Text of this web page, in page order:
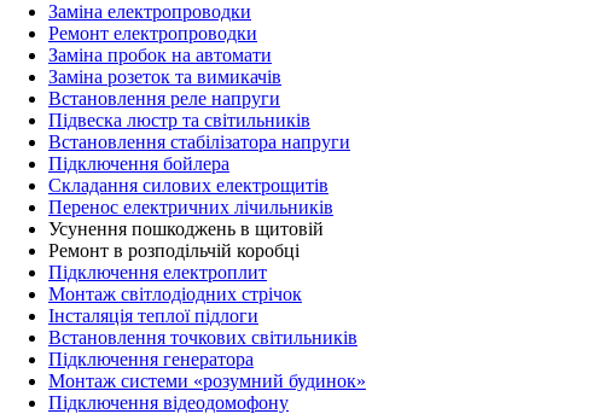
Заміна електропроводки
Ремонт електропроводки
Заміна пробок на автомати
Заміна розеток та вимикачів
Встановлення реле напруги
Підвеска люстр та світильників
Встановлення стабілізатора напруги
Підключення бойлера
Складання силових електрощитів
Перенос електричних лічильників
Усунення пошкоджень в щитовій
Ремонт в розподільчій коробці
Підключення електроплит
Монтаж світлодіодних стрічок
Інсталяція теплої підлоги
Встановлення точкових світильників
Підключення генератора
Монтаж системи «розумний будинок»
Підключення відеодомофону